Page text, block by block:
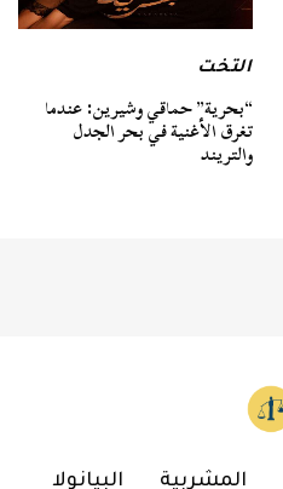
التخت
“بحرية” حماقي وشيرين: عندما
تغرق الأغنية في بحر الجدل
والتريند
المشربية البيانولا